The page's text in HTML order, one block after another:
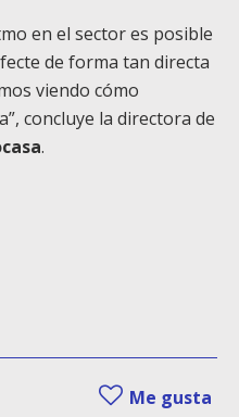
en el sector es posible
de forma tan directa
viendo cómo
concluye la directora de
.
Me gusta